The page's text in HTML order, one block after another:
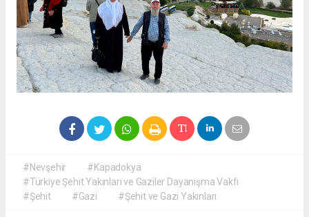
#Nevşehir
#Kapadokya
#Türkiye Şehit Yakınları ve Gaziler Dayanışma Vakfı
#Şehit
#Gazi #Şehit ve Gazi Yakınları